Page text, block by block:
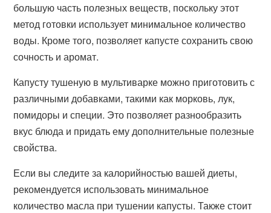
большую часть полезных веществ, поскольку этот
метод готовки использует минимальное количество
воды. Кроме того, позволяет капусте сохранить свою
сочность и аромат.
Капусту тушеную в мультиварке можно приготовить с
различными добавками, такими как морковь, лук,
помидоры и специи. Это позволяет разнообразить
вкус блюда и придать ему дополнительные полезные
свойства.
Если вы следите за калорийностью вашей диеты,
рекомендуется использовать минимальное
количество масла при тушении капусты. Также стоит